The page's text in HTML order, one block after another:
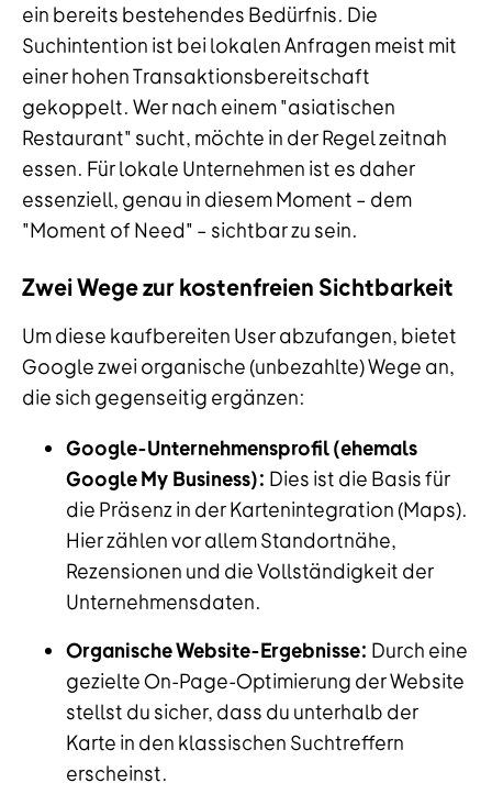
ein bereits bestehendes Bedürfnis. Die
Suchintention ist bei lokalen Anfragen meist mit
einer hohen Transaktionsbereitschaft
gekoppelt. Wer nach einem "asiatischen
Restaurant" sucht, möchte in der Regel zeitnah
essen. Für lokale Unternehmen ist es daher
essenziell, genau in diesem Moment – dem
"Moment of Need" – sichtbar zu sein.
Zwei Wege zur kostenfreien Sichtbarkeit
Um diese kaufbereiten User abzufangen, bietet
Google zwei organische (unbezahlte) Wege an,
die sich gegenseitig ergänzen:
Google-Unternehmensprofil (ehemals
Google My Business): Dies ist die Basis für
die Präsenz in der Kartenintegration (Maps).
Hier zählen vor allem Standortnähe,
Rezensionen und die Vollständigkeit der
Unternehmensdaten.
Organische Website-Ergebnisse: Durch eine
gezielte On-Page-Optimierung der Website
stellst du sicher, dass du unterhalb der
Karte in den klassischen Suchtreffern
erscheinst.